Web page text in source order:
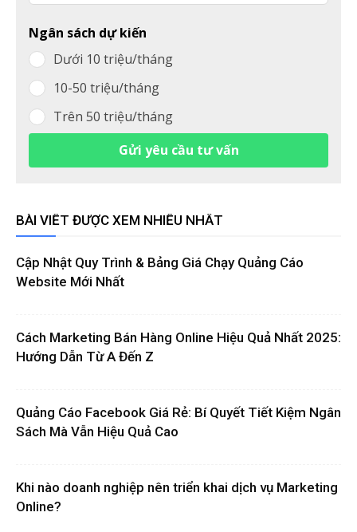
Ngân sách dự kiến
Dưới 10 triệu/tháng
10-50 triệu/tháng
Trên 50 triệu/tháng
Gửi yêu cầu tư vấn
BÀI VIẾT ĐƯỢC XEM NHIỀU NHẤT
Cập Nhật Quy Trình & Bảng Giá Chạy Quảng Cáo
Website Mới Nhất
Cách Marketing Bán Hàng Online Hiệu Quả Nhất 2025:
Hướng Dẫn Từ A Đến Z
Quảng Cáo Facebook Giá Rẻ: Bí Quyết Tiết Kiệm Ngân
Sách Mà Vẫn Hiệu Quả Cao
Khi nào doanh nghiệp nên triển khai dịch vụ Marketing
Online?